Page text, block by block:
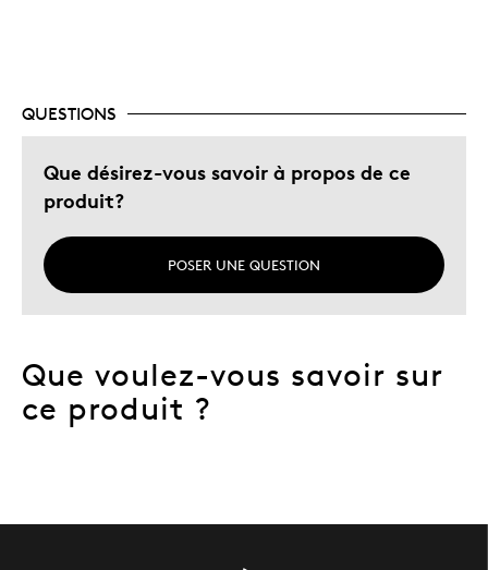
Occasion spéciale
qualité
QUESTIONS
Que désirez-vous savoir à propos de ce
produit?
POSER UNE QUESTION
Que voulez-vous savoir sur
ce produit ?